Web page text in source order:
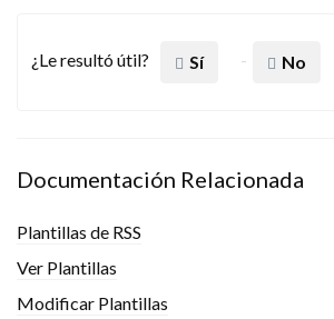
¿Le resultó útil? Sí No
Documentación Relacionada
Plantillas de RSS
Ver Plantillas
Modificar Plantillas